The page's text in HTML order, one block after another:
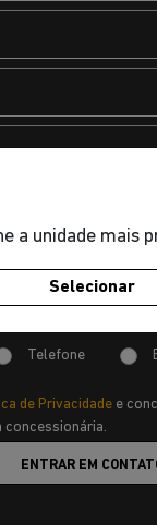
Telefone
de Privacidade e
concessionária.
ENTRAR EM
a unidade mais
Selecionar